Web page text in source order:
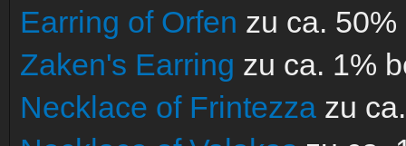
Earring of Orfen zu ca.
Zaken's Earring zu ca. 1%
Necklace of Frintezza zu